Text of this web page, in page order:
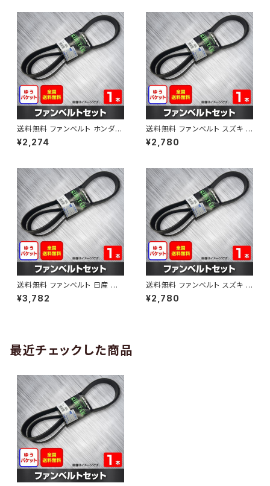
送料無料 ファンベルト ホンダ フ
ィット 型式GE6 H19.10～H25.
09 （国内トップメーカー） 1本 H
¥2,274
送料無料 ファンベルト スズキ ス
ペーシア 型式MK32S H25.03
～H30.02 （国内トップメーカ
¥2,780
送料無料 ファンベルト 日産 キ
ューブ 型式Z12 H20.11～H24.
10 （国内トップメーカー） 1本 H
¥3,782
送料無料 ファンベルト スズキ ワ
ゴンR 型式MH34S H24.09～
H29.02 （国内トップメーカー）
¥2,780
最近チェックした商品